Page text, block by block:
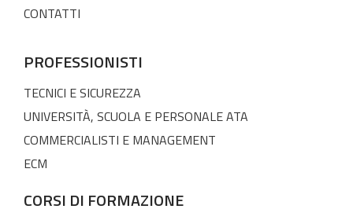
CONTATTI
PROFESSIONISTI
TECNICI E SICUREZZA
UNIVERSITÀ, SCUOLA E PERSONALE ATA
COMMERCIALISTI E MANAGEMENT
ECM
CORSI DI FORMAZIONE